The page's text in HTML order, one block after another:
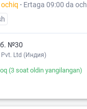
· Ertaga 09:00 da
XX-XX
№30
Pvt. Ltd (Индия)
(3 soat oldin yangilangan)